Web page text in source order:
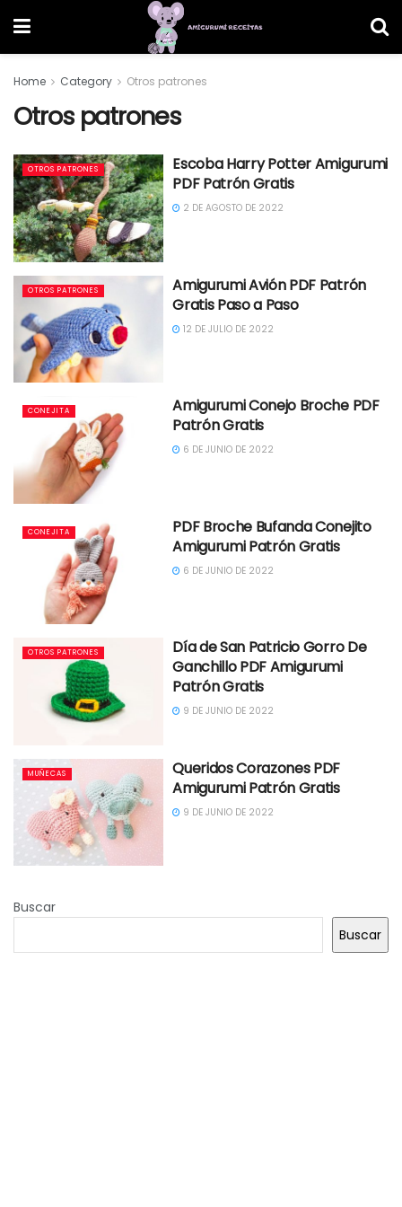
Home Category Otros patrones
Otros patrones
OTROS PATRONES
Escoba Harry Potter Amigurumi
PDF Patrón Gratis
2 DE AGOSTO DE 2022
OTROS PATRONES
Amigurumi Avión PDF Patrón
Gratis Paso a Paso
12 DE JULIO DE 2022
CONEJITA
Amigurumi Conejo Broche PDF
Patrón Gratis
6 DE JUNIO DE 2022
CONEJITA
PDF Broche Bufanda Conejito
Amigurumi Patrón Gratis
6 DE JUNIO DE 2022
OTROS PATRONES
Día de San Patricio Gorro De
Ganchillo PDF Amigurumi
Patrón Gratis
9 DE JUNIO DE 2022
MUÑECAS
Queridos Corazones PDF
Amigurumi Patrón Gratis
9 DE JUNIO DE 2022
Buscar
Buscar